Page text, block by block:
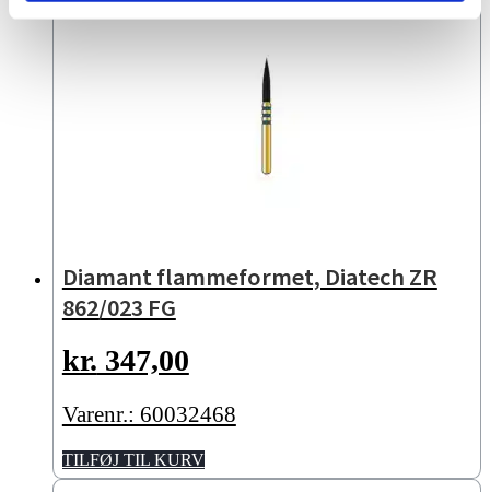
Diamant flammeformet, Diatech ZR
862/023 FG
kr. 347,00
Varenr.: 60032468
TILFØJ TIL KURV